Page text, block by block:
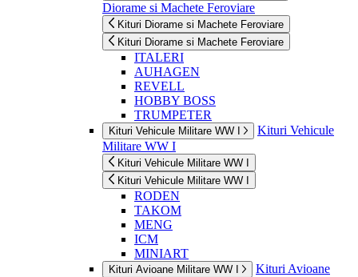
Diorame si Machete Feroviare
Kituri Diorame si Machete Feroviare
Kituri Diorame si Machete Feroviare
ITALERI
AUHAGEN
REVELL
HOBBY BOSS
TRUMPETER
Kituri Vehicule Militare WW I
Kituri Vehicule
Militare WW I
Kituri Vehicule Militare WW I
Kituri Vehicule Militare WW I
RODEN
TAKOM
MENG
ICM
MINIART
Kituri Avioane Militare WW I
Kituri Avioane